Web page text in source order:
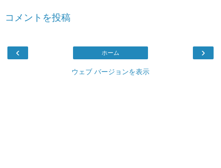
コメントを投稿
‹ ›
ホーム
ウェブ バージョンを表示